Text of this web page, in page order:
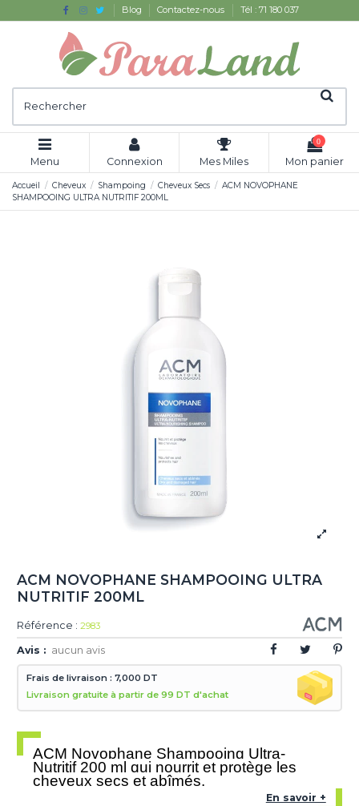
Blog Contactez-nous Tél : 71 180 037
Menu Connexion Mes Miles
0
Mon panier
Accueil Cheveux Shampoing Cheveux Secs
ACM NOVOPHANE
SHAMPOOING ULTRA NUTRITIF 200ML
ACM NOVOPHANE SHAMPOOING ULTRA
NUTRITIF 200ML
Référence : 2983
Avis : aucun avis
Frais de livraison : 7,000 DT
Livraison gratuite à partir de 99 DT d'achat
ACM Novophane Shampooing Ultra-
Nutritif 200 ml qui nourrit et protège les
cheveux secs et abîmés.
En savoir +